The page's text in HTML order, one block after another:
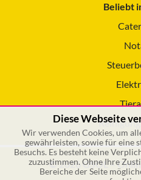
Beliebt
© 2026 GSOL –
Diese Webseite
Wir verwenden Cookies, um
gewährleisten, sowie für eine
Besuchs. Es besteht keine
zuzustimmen. Ohne Ihre
Bereiche der Seite